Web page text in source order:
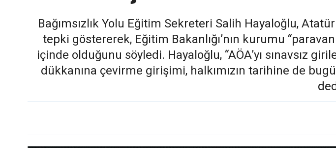
Bağımsızlık Yolu Eğitim Sekreteri Salih Hayaloğlu,
tepki göstererek, Eğitim Bakanlığı’nın kurumu
içinde olduğunu söyledi. Hayaloğlu, “AÖA’yı sınavsız
dükkanına çevirme girişimi, halkımızın tarihine de